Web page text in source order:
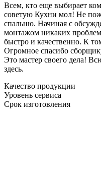
Всем, кто еще выбирает
советую Кухни мол! Не
спальню. Начиная с
монтажом никаких
быстро и качественно. К
Огромное спасибо
Это мастер своего дела!
здесь.
Качество продукции
Уровень сервиса
Срок изготовления